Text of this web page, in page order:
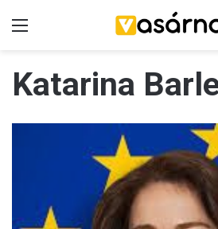
Katarina